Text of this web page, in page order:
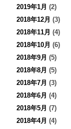
2019年1月 (2)
2018年12月 (3)
2018年11月 (4)
2018年10月 (6)
2018年9月 (5)
2018年8月 (5)
2018年7月 (3)
2018年6月 (4)
2018年5月 (7)
2018年4月 (4)